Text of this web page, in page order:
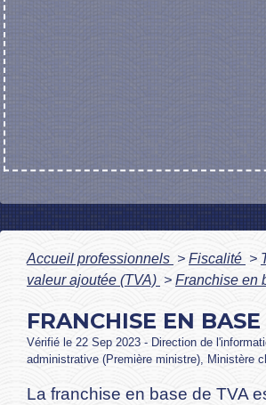
Accueil professionnels > Fiscalité >
valeur ajoutée (TVA) > Franchise en
FRANCHISE EN
Vérifié le 22 Sep 2023 - Direction de
administrative (Première ministre), Ministère
La franchise en base de TVA